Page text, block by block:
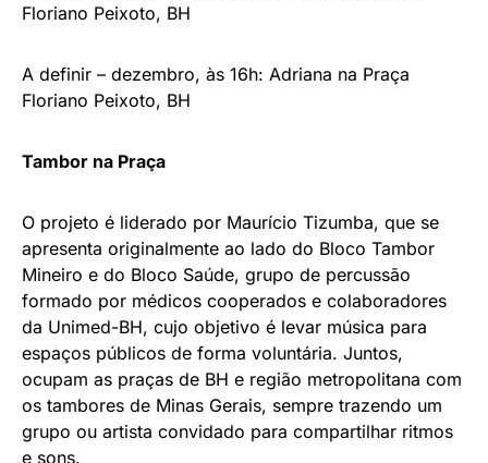
Floriano Peixoto, BH
A definir – dezembro, às 16h: Adriana na Praça
Floriano Peixoto, BH
Tambor na Praça
O projeto é liderado por Maurício Tizumba, que se
apresenta originalmente ao lado do Bloco Tambor
Mineiro e do Bloco Saúde, grupo de percussão
formado por médicos cooperados e colaboradores
da Unimed-BH, cujo objetivo é levar música para
espaços públicos de forma voluntária. Juntos,
ocupam as praças de BH e região metropolitana com
os tambores de Minas Gerais, sempre trazendo um
grupo ou artista convidado para compartilhar ritmos
e sons.